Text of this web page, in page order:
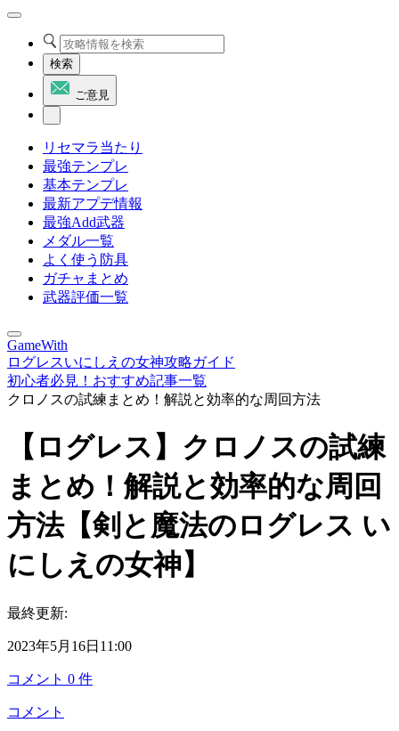
検索
ご意見
リセマラ当たり
最強テンプレ
基本テンプレ
最新アプデ情報
最強Add武器
メダル一覧
よく使う防具
ガチャまとめ
武器評価一覧
GameWith
ログレスいにしえの女神攻略ガイド
初心者必見！おすすめ記事一覧
クロノスの試練まとめ！解説と効率的な周回方法
【ログレス】クロノスの試練
まとめ！解説と効率的な周回
方法【剣と魔法のログレス い
にしえの女神】
最終更新:
2023年5月16日11:00
コメント 0 件
コメント